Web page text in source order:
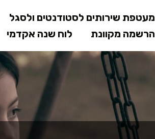
מעטפת שירותים לסטודנטים ולסגל
הרשמה מקוונת
לוח שנה אקדמי